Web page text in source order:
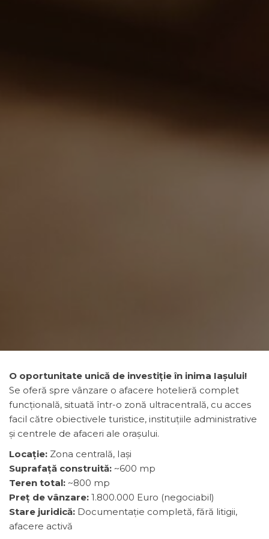
O oportunitate unică de investiție în inima Iașului!
Se oferă spre vânzare o afacere hotelieră complet
funcțională, situată într-o zonă ultracentrală, cu acces
facil către obiectivele turistice, instituțiile administrative
și centrele de afaceri ale orașului.
Locație: Zona centrală, Iași
Suprafață construită: ~600 mp
Teren total: ~800 mp
Preț de vânzare: 1.800.000 Euro (negociabil)
Stare juridică: Documentație completă, fără litigii,
afacere activă